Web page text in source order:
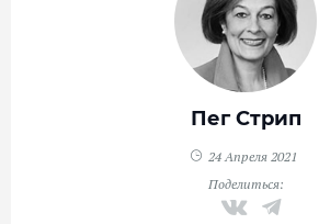
Пег Стрип
24 Апреля 2021
Поделиться: